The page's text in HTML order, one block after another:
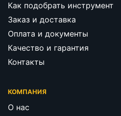
Как подобрать инструмент
Заказ и доставка
Оплата и документы
Качество и гарантия
Контакты
КОМПАНИЯ
О нас